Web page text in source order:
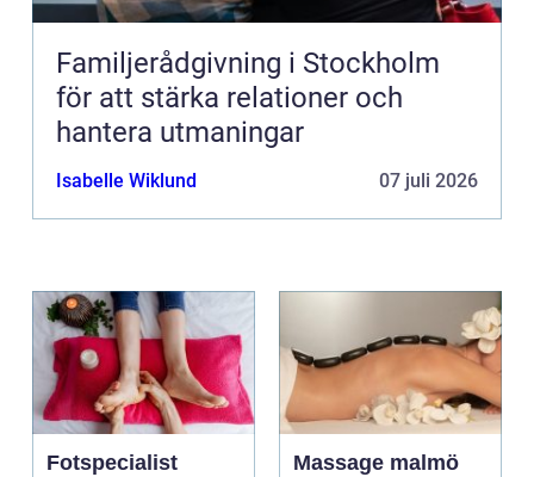
Familjerådgivning i Stockholm
för att stärka relationer och
hantera utmaningar
Isabelle Wiklund 07 juli 2026
Fotspecialist
Massage malmö